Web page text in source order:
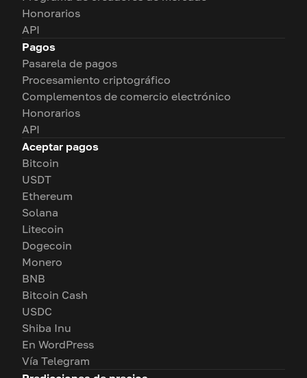
Honorarios
API
Pagos
Pasarela de pagos
Procesamiento criptográfico
Complementos de comercio electrónico
Honorarios
API
Aceptar pagos
Bitcoin
USDT
Ethereum
Solana
Litecoin
Dogecoin
Monero
BNB
Bitcoin Cash
USDC
Shiba Inu
En WordPress
Vía Telegram